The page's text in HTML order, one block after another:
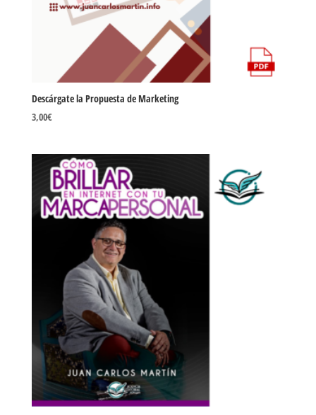
Descárgate la Propuesta de Marketing
3,00€